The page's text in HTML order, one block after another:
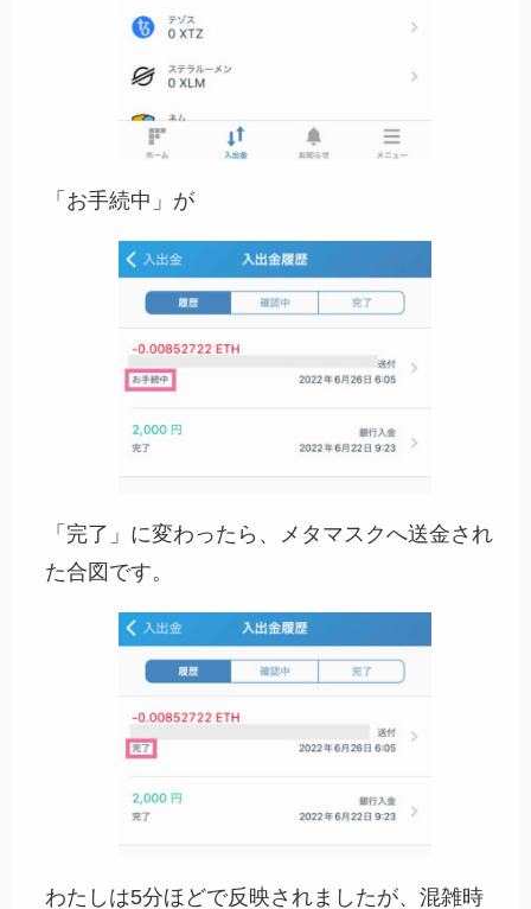
「お手続中」が
「完了」に変わったら、メタマスクへ送金され
た合図です。
わたしは5分ほどで反映されましたが、混雑時